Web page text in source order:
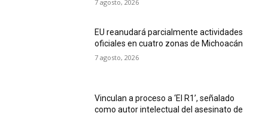
7 agosto, 2026
EU reanudará parcialmente actividades
oficiales en cuatro zonas de Michoacán
7 agosto, 2026
Vinculan a proceso a ‘El R1’, señalado
como autor intelectual del asesinato de